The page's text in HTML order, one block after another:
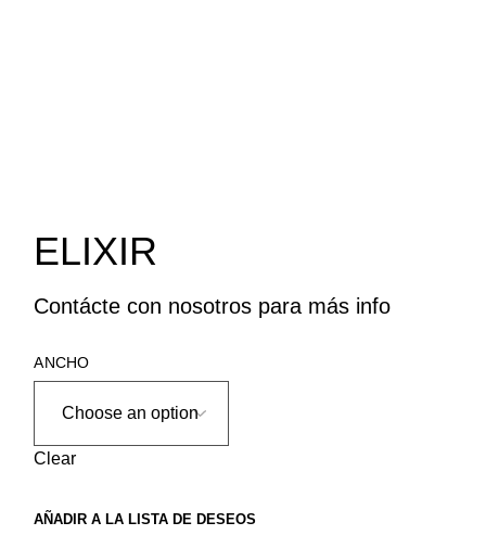
ELIXIR
Contácte con nosotros para más info
ANCHO
Clear
AÑADIR A LA LISTA DE DESEOS